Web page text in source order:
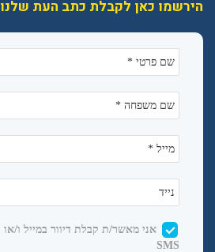
הירשמו כאן לקבלת כתב העת שלנו